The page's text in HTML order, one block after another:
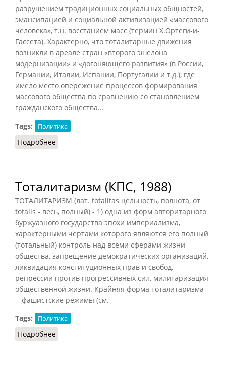
разрушением традиционных социальных общностей,
эмансипацией и социальной активизацией «массового
человека», т.н. восстанием масс (термин X.Ортеги-и-
Гассета). Характерно, что тоталитарные движения
возникли в ареале стран «второго эшелона
модернизации» и «догоняющего развития» (в России,
Германии, Италии, Испании, Португалии и т.д.), где
имело место опережение процессов формирования
массового общества по сравнению со становлением
гражданского общества...
Tags:
Политика
Подробнее
Тоталитаризм (КПС, 1988)
ТОТАЛИТАРИЗМ (лат. totalitas цельность, полнота, от
totalis - весь, полный) - 1) одна из форм авторитарного
буржуазного государства эпохи империализма,
характерными чертами которого являются его полный
(тотальный) контроль над всеми сферами жизни
общества, запрещение демократических организаций,
ликвидация конституционных прав и свобод,
репрессии против прогрессивных сил, милитаризация
общественной жизни. Крайняя форма тоталитаризма
- фашистские режимы (см.
Tags:
Политика
Подробнее